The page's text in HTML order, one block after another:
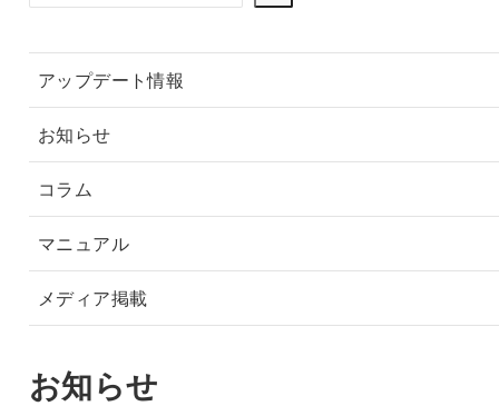
アップデート情報
お知らせ
コラム
マニュアル
メディア掲載
お知らせ